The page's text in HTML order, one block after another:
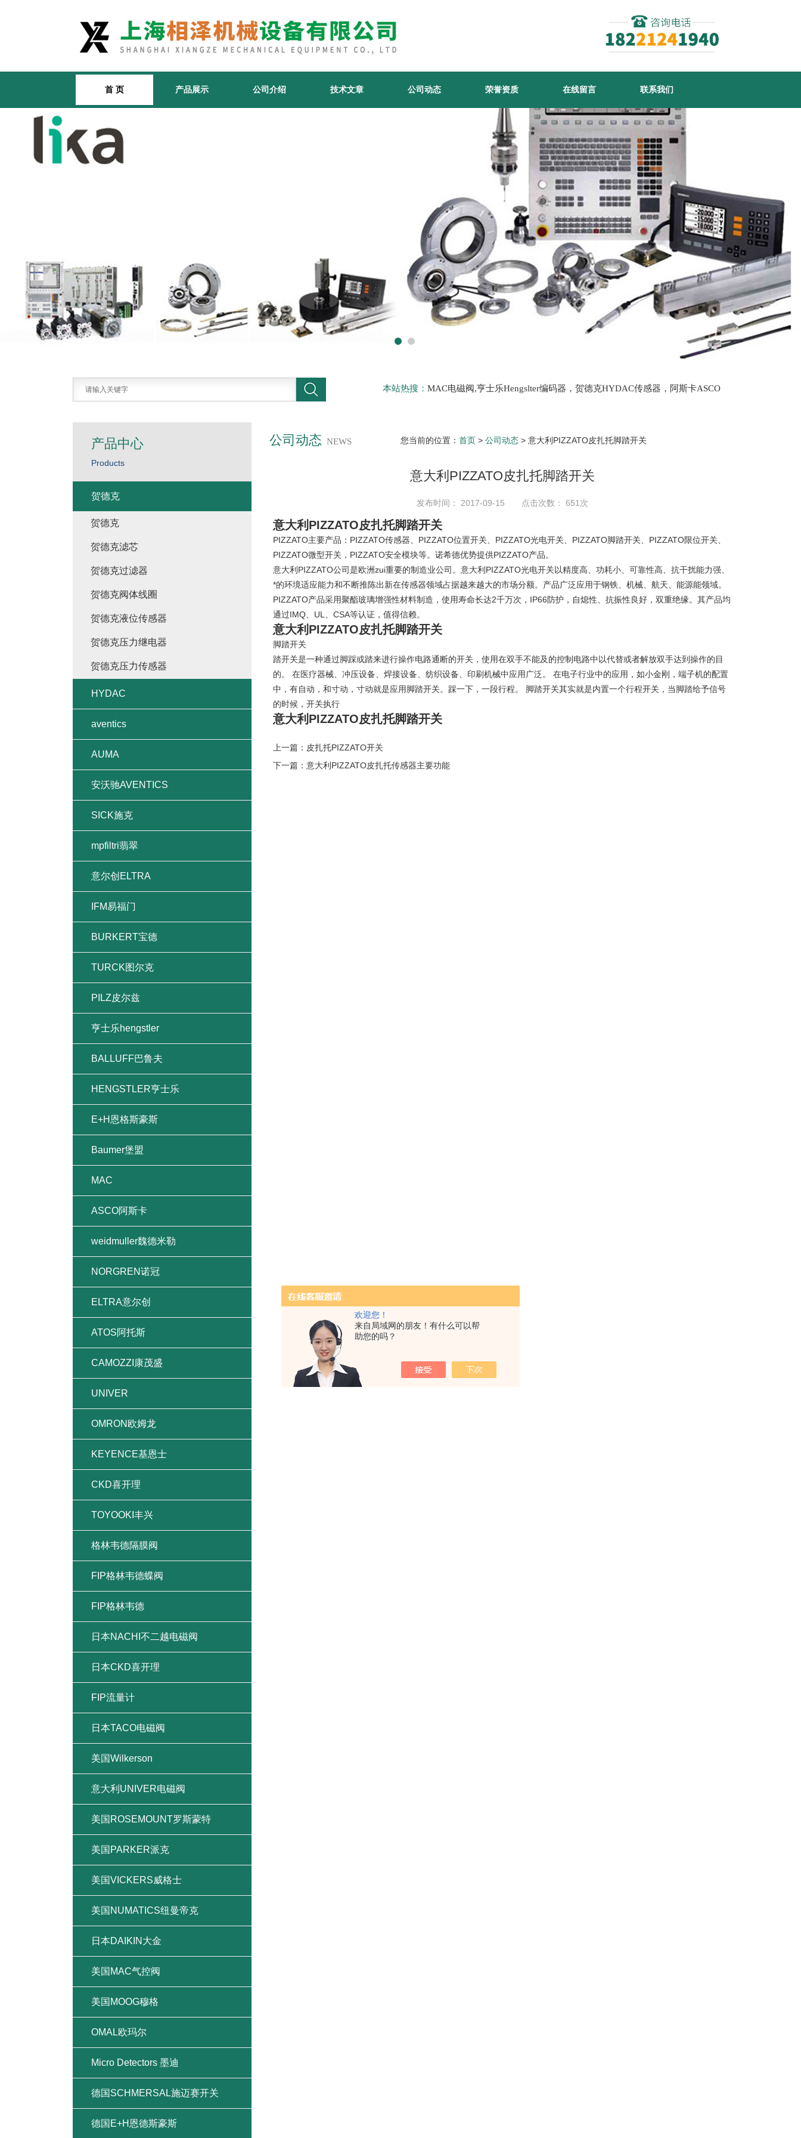
欢迎您！
来自局域网的朋友！有什么可以帮
助您的吗？
首 页 产品展示 公司介绍 技术文章 公司动态 荣誉资质 在线留言 联系我们
本站热搜： MAC电磁阀,亨士乐Hengslter编码器，贺德克HYDAC传感器，阿斯卡ASCO
公司动态 NEWS 您当前的位置： 首页 > 公司动态 > 意大利PIZZATO皮扎托脚踏开关
意大利PIZZATO皮扎托脚踏开关
发布时间： 2017-09-15 点击次数： 651次
意大利PIZZATO皮扎托脚踏开关
PIZZATO主要产品：PIZZATO传感器、PIZZATO位置开关、PIZZATO光电开关、PIZZATO脚踏开关、PIZZATO限位开关、
PIZZATO微型开关，PIZZATO安全模块等。诺希德优势提供PIZZATO产品。
意大利PIZZATO公司是欧洲zui重要的制造业公司。意大利PIZZATO光电开关以精度高、功耗小、可靠性高、抗干扰能力强、
*的环境适应能力和不断推陈出新在传感器领域占据越来越大的市场分额。产品广泛应用于钢铁、机械、航天、能源能领域。
PIZZATO产品采用聚酯玻璃增强性材料制造，使用寿命长达2千万次，IP66防护，自熄性、抗振性良好，双重绝缘。其产品均
通过IMQ、UL、CSA等认证，值得信赖。
意大利PIZZATO皮扎托脚踏开关
脚踏开关
踏开关是一种通过脚踩或踏来进行操作电路通断的开关，使用在双手不能及的控制电路中以代替或者解放双手达到操作的目
的。 在医疗器械、冲压设备、焊接设备、纺织设备、印刷机械中应用广泛。 在电子行业中的应用，如小金刚，端子机的配置
中，有自动，和寸动，寸动就是应用脚踏开关。踩一下，一段行程。 脚踏开关其实就是内置一个行程开关，当脚踏给予信号
的时候，开关执行
意大利PIZZATO皮扎托脚踏开关
上一篇： 皮扎托PIZZATO开关
下一篇： 意大利PIZZATO皮扎托传感器主要功能
产品中心
Products
贺德克
贺德克
贺德克滤芯
贺德克过滤器
贺德克阀体线圈
贺德克液位传感器
贺德克压力继电器
贺德克压力传感器
HYDAC
aventics
AUMA
安沃驰AVENTICS
SICK施克
mpfiltri翡翠
意尔创ELTRA
IFM易福门
BURKERT宝德
TURCK图尔克
PILZ皮尔兹
亨士乐hengstler
BALLUFF巴鲁夫
HENGSTLER亨士乐
E+H恩格斯豪斯
Baumer堡盟
MAC
ASCO阿斯卡
weidmuller魏德米勒
NORGREN诺冠
ELTRA意尔创
ATOS阿托斯
CAMOZZI康茂盛
UNIVER
OMRON欧姆龙
KEYENCE基恩士
CKD喜开理
TOYOOKI丰兴
格林韦德隔膜阀
FIP格林韦德蝶阀
FIP格林韦德
日本NACHI不二越电磁阀
日本CKD喜开理
FIP流量计
日本TACO电磁阀
美国Wilkerson
意大利UNIVER电磁阀
美国ROSEMOUNT罗斯蒙特
美国PARKER派克
美国VICKERS威格士
美国NUMATICS纽曼帝克
日本DAIKIN大金
美国MAC气控阀
美国MOOG穆格
OMAL欧玛尔
Micro Detectors 墨迪
德国SCHMERSAL施迈赛开关
德国E+H恩德斯豪斯